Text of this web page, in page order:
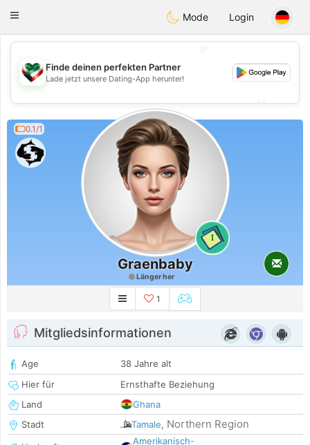
KuwaitChat
Toggle
Mode Login
💖
💕
💕
Finde deinen perfekten Partner
Lade jetzt unsere Dating-App herunter!
0.1/1
1
Graenbaby
Länger her
1
Mitgliedsinformationen
Age
38 Jahre alt
Hier für
Ernsthafte Beziehung
Land
Ghana
Stadt
Tamale, Northern Region
Amerikanisch-